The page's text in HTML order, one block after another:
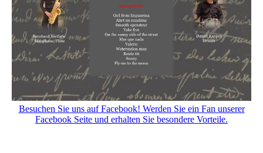
Besuchen Sie uns auf Facebook! Werden Sie ein Fan unserer
Facebook Seite und erhalten Sie besondere Vorteile.